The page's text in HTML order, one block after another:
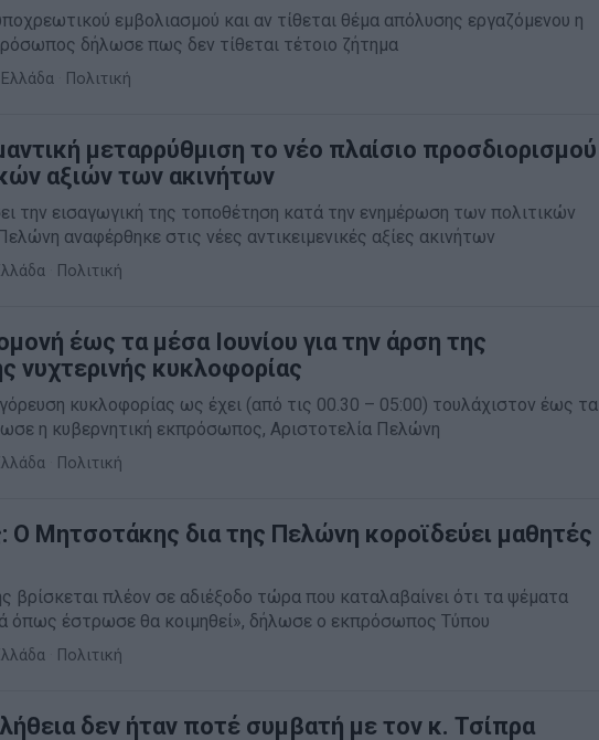
εμβολιασμού και αν τίθεται θέμα απόλυσης εργαζόμενου η
δήλωσε πως δεν τίθεται τέτοιο ζήτημα
Ελλάδα Πολιτική
μεταρρύθμιση το νέο πλαίσιο προσδιορισμού
αξιών των ακινήτων
την εισαγωγική της τοποθέτηση κατά την ενημέρωση των πολιτικών
αναφέρθηκε στις νέες αντικειμενικές αξίες ακινήτων
Πολιτική
έως τα μέσα Ιουνίου για την άρση της
νυχτερινής κυκλοφορίας
κυκλοφορίας ως έχει (από τις 00.30 – 05:00) τουλάχιστον έως τα
η κυβερνητική εκπρόσωπος, Αριστοτελία Πελώνη
Πολιτική
Ο Μητσοτάκης δια της Πελώνη κοροϊδεύει μαθητές
βρίσκεται πλέον σε αδιέξοδο τώρα που καταλαβαίνει ότι τα ψέματα
όπως έστρωσε θα κοιμηθεί», δήλωσε ο εκπρόσωπος Τύπου
Πολιτική
δεν ήταν ποτέ συμβατή με τον κ. Τσίπρα